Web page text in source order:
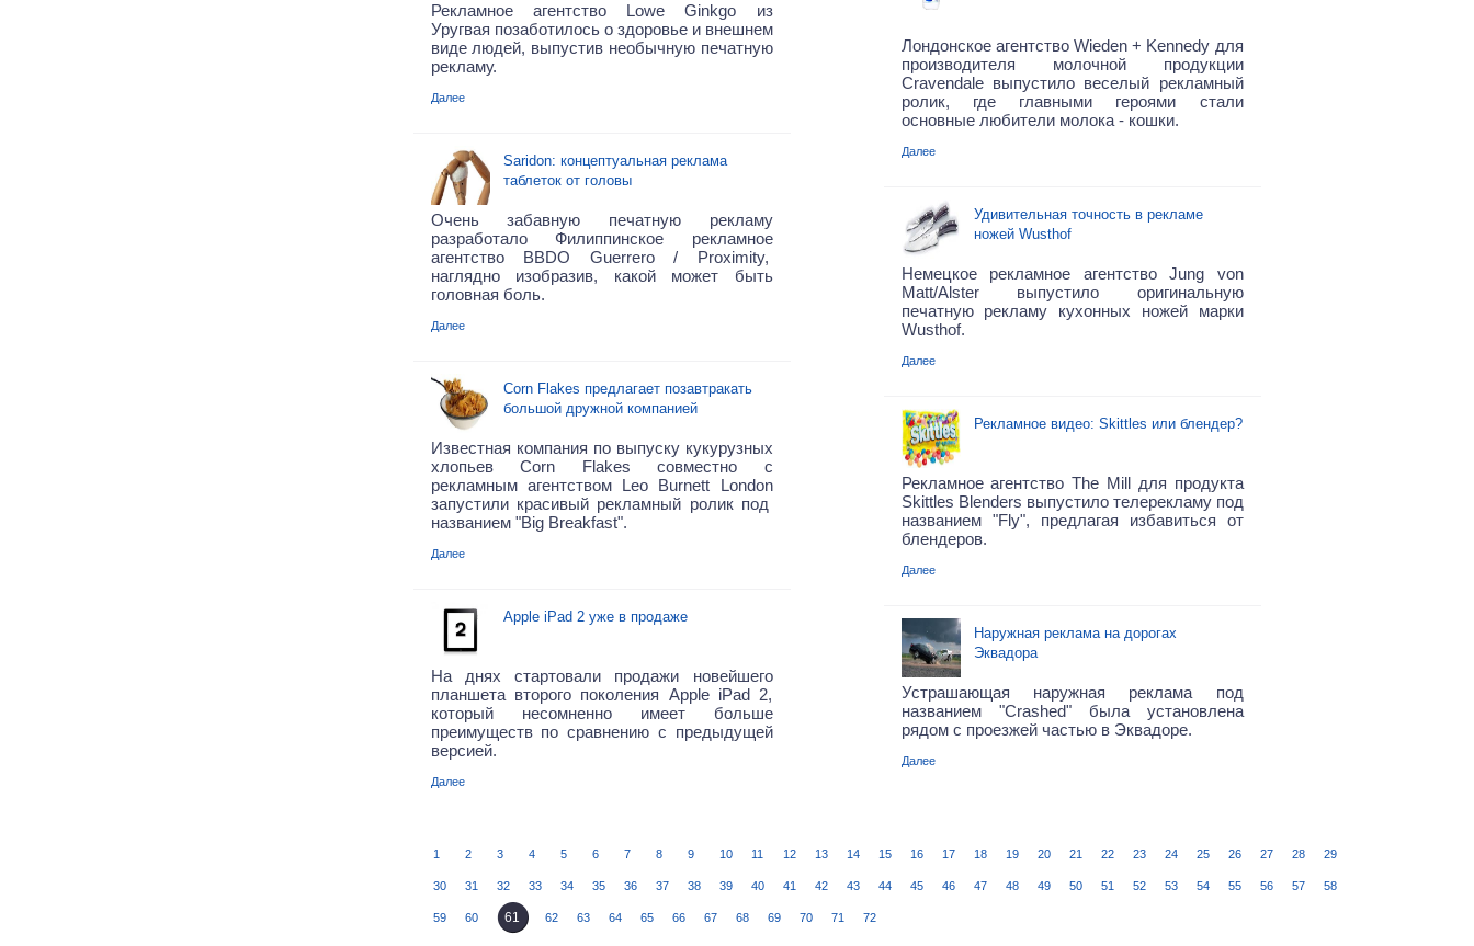
Рекламное агентство Lowe Ginkgo из
Уругвая позаботилось о здоровье и внешнем
виде людей, выпустив необычную печатную
рекламу.
Далее
Saridon: концептуальная реклама
таблеток от головы
Очень забавную печатную рекламу
разработало Филиппинское рекламное
агентство BBDO Guerrero / Proximity,
наглядно изобразив, какой может быть
головная боль.
Далее
Corn Flakes предлагает позавтракать
большой дружной компанией
Известная компания по выпуску кукурузных
хлопьев Corn Flakes совместно с
рекламным агентством Leo Burnett London
запустили красивый рекламный ролик под
названием "Big Breakfast".
Далее
Apple iPad 2 уже в продаже
На днях стартовали продажи новейшего
планшета второго поколения Apple iPad 2,
который несомненно имеет больше
преимуществ по сравнению с предыдущей
версией.
Далее
Лондонское агентство Wieden + Kennedy для
производителя молочной продукции
Cravendale выпустило веселый рекламный
ролик, где главными героями стали
основные любители молока - кошки.
Далее
Удивительная точность в рекламе
ножей Wusthof
Немецкое рекламное агентство Jung von
Matt/Alster выпустило оригинальную
печатную рекламу кухонных ножей марки
Wusthof.
Далее
Рекламное видео: Skittles или блендер?
Рекламное агентство The Mill для продукта
Skittles Blenders выпустило телерекламу под
названием "Fly", предлагая избавиться от
блендеров.
Далее
Наружная реклама на дорогах
Эквадора
Устрашающая наружная реклама под
названием "Crashed" была установлена
рядом с проезжей частью в Эквадоре.
Далее
1 2 3 4 5 6 7 8 9 10 11 12 13 14 15 16 17 18 19 20 21 22 23 24 25 26 27 28 29
30 31 32 33 34 35 36 37 38 39 40 41 42 43 44 45 46 47 48 49 50 51 52 53 54 55 56 57 58
59 60 61 62 63 64 65 66 67 68 69 70 71 72